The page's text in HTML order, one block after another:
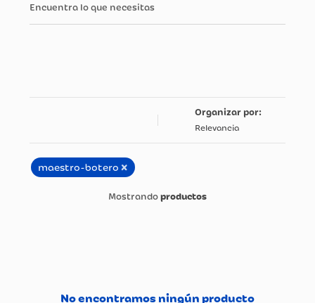
Encuentra lo que necesitas
Relevancia
maestro-botero ×
productos